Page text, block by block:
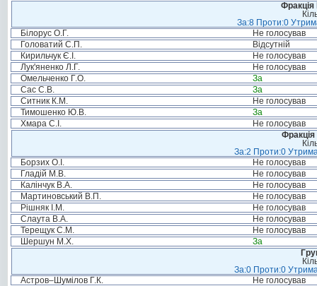
За:8 Проти:0
Білорус О.Г.
Не голосував
Головатий С.П.
Відсутній
Кирильчук Є.І.
Не голосував
Лук'яненко Л.Г.
Не голосував
Омельченко Г.О.
За
Сас С.В.
За
Ситник К.М.
Не голосував
Тимошенко Ю.В.
За
Хмара С.І.
Не голосував
Фракція
За:2 Проти:0
Борзих О.І.
Не голосував
Гладій М.В.
Не голосував
Калінчук В.А.
Не голосував
Мартиновський В.П.
Не голосував
Рішняк І.М.
Не голосував
Слаута В.А.
Не голосував
Терещук С.М.
Не голосував
Шершун М.Х.
За
За:0 Проти:0
Астров–Шумілов Г.К.
Не голосував